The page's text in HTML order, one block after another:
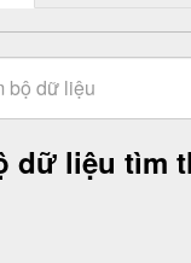
dữ liệu tìm